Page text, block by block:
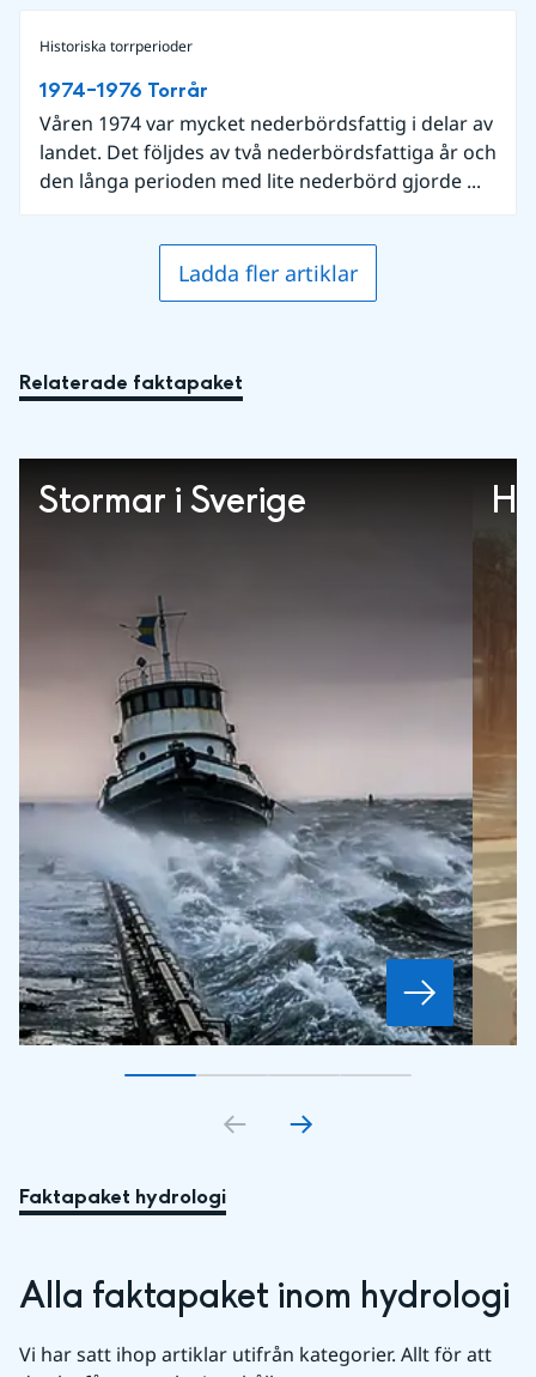
Historiska torrperioder
1974–1976 Torrår
Våren 1974 var mycket nederbördsfattig i delar av
landet. Det följdes av två nederbördsfattiga år och
den långa perioden med lite nederbörd gjorde ...
Ladda fler artiklar
Relaterade faktapaket
Stormar i Sverige
Gå till bildkort1
Gå till bildkort2
Gå till bildkort3
Gå till bildkort
Faktapaket hydrologi
Alla faktapaket inom hydrologi
Vi har satt ihop artiklar utifrån kategorier. Allt för att